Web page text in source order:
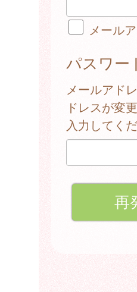
メール
パスワー
メールアド
ドレスが変
入力してくだ